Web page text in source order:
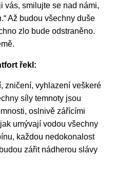
vás, smilujte se nad námi,
Až budou všechny duše
zlo bude odstraněno.
řekl:
zničení, vyhlazení veškeré
síly temnoty jsou
oslnivě zářícími
umývají vodou všechny
každou nedokonalost
zářit nádherou slávy